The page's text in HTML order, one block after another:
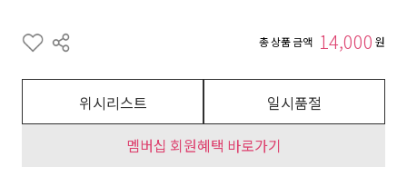
총 상품 금액 14,000 원
위시리스트
일시품절
멤버십 회원혜택 바로가기